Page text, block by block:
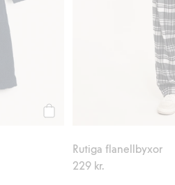
Rutiga flanellbyxor
229 kr.